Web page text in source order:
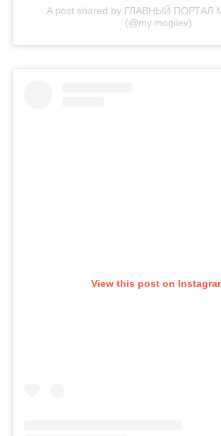
A post shared by ГЛАВНЫЙ ПОРТАЛ
(@my.mogilev)
View this post on